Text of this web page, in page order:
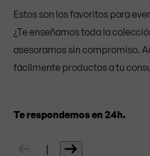
Estos son los favoritos para
¿Te enseñamos toda la
asesoramos sin compromiso.
fácilmente productos a tu
Te respondemos en 24h.
|